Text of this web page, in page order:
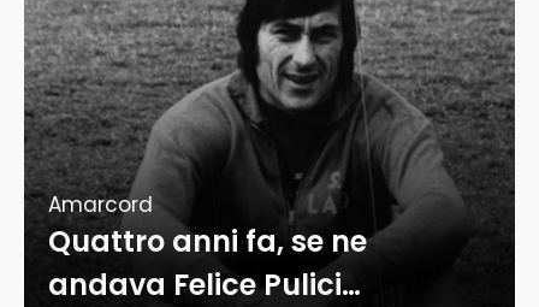
Amarcord
Quattro anni fa, se ne
andava Felice Pulici…